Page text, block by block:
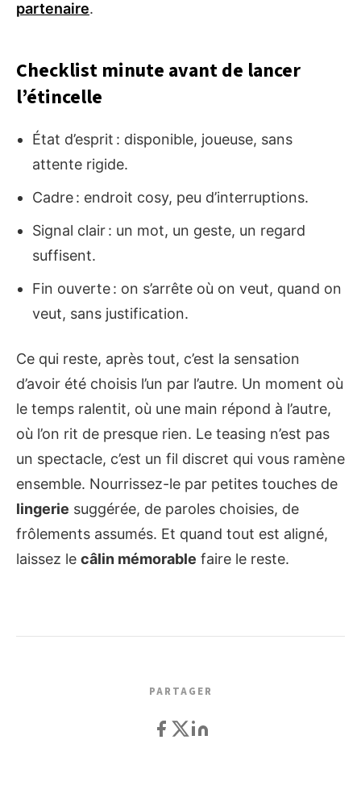
partenaire.
Checklist minute avant de lancer
l’étincelle
État d’esprit : disponible, joueuse, sans
attente rigide.
Cadre : endroit cosy, peu d’interruptions.
Signal clair : un mot, un geste, un regard
suffisent.
Fin ouverte : on s’arrête où on veut, quand on
veut, sans justification.
Ce qui reste, après tout, c’est la sensation
d’avoir été choisis l’un par l’autre. Un moment où
le temps ralentit, où une main répond à l’autre,
où l’on rit de presque rien. Le teasing n’est pas
un spectacle, c’est un fil discret qui vous ramène
ensemble. Nourrissez-le par petites touches de
lingerie suggérée, de paroles choisies, de
frôlements assumés. Et quand tout est aligné,
laissez le câlin mémorable faire le reste.
PARTAGER